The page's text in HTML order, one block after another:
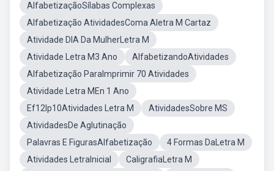
AlfabetizaçãoSílabas Complexas
Alfabetização AtividadesComa Aletra M Cartaz
Atividade DIA Da MulherLetra M
Atividade Letra M3 Ano
AlfabetizandoAtividades
Alfabetização ParaImprimir 70 Atividades
Atividade Letra MEn 1 Ano
Ef12lp10Atividades Letra M
AtividadesSobre MS
AtividadesDe Aglutinação
Palavras E FigurasAlfabetização
4 Formas DaLetra M
Atividades LetraInicial
CaligrafiaLetra M